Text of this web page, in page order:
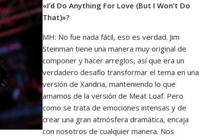
«I’d Do Anything For Love (But I Won’t Do
That)»?
MH: No fue nada fácil, eso es verdad. Jim
Steinman tiene una manera muy original de
componer y hacer arreglos, así que era un
verdadero desafío transformar el tema en una
versión de Xandria, manteniendo lo que
amamos de la versión de Meat Loaf. Pero
como se trata de emociones intensas y de
crear una gran atmósfera dramática, encaja
con nosotros de cualquier manera. Nos